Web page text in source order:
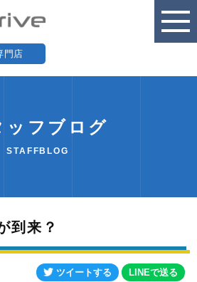
門店
ッフブログ
STAFFBLOG
到来？
ツイートする LINEで送る